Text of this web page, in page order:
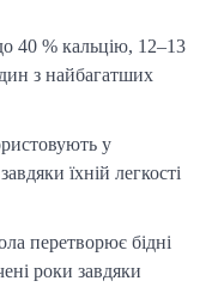
40 % кальцію, 12–13
з найбагатших
у
їхній легкості
перетворює бідні
роки завдяки